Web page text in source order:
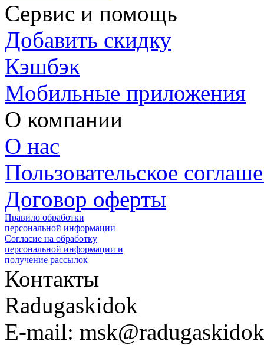
Сервис и помощь
Добавить скидку
Кэшбэк
Мобильные приложения
О компании
О нас
Пользовательское
Договор оферты
Правило обработки
персональной информации
Согласие на обработку
персональной информации и
получение рассылок
Контакты
Radugaskidok
E-mail: